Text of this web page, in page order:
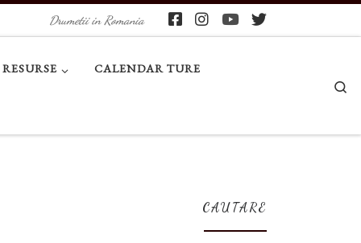
Drumetii in Romania
RESURSE CALENDAR TURE
CAUTARE